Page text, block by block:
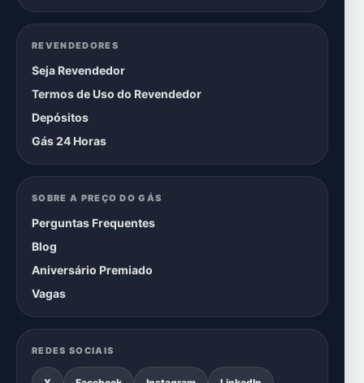
REVENDEDORES
Seja Revendedor
Termos de Uso do Revendedor
Depósitos
Gás 24 Horas
SOBRE A PREÇO DO GÁS
Perguntas Frequentes
Blog
Aniversário Premiado
Vagas
REDES SOCIAIS